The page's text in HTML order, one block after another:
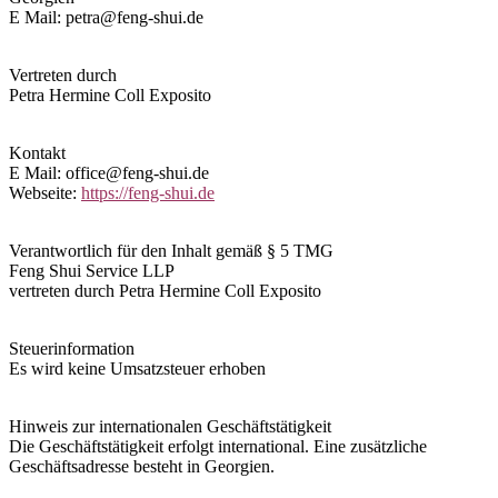
E Mail: petra@feng-shui.de
Vertreten durch
Petra Hermine Coll Exposito
Kontakt
E Mail: office@feng-shui.de
Webseite: https://feng-shui.de
Verantwortlich für den Inhalt gemäß § 5 TMG
Feng Shui Service LLP
vertreten durch Petra Hermine Coll Exposito
Steuerinformation
Es wird keine Umsatzsteuer erhoben
Hinweis zur internationalen Geschäftstätigkeit
Die Geschäftstätigkeit erfolgt international. Eine zusätzliche
Geschäftsadresse besteht in Georgien.